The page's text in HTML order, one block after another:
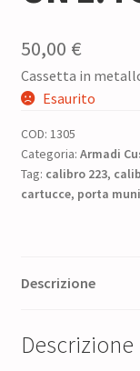
50,00 €
Cassetta in
Esaurito
COD: 1305
Categoria: Armadi
Tag: calibro 223,
cartucce, porta
Descrizione
Descrizione